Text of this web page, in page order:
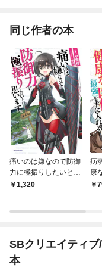
同じ作者の本
痛いのは嫌なので防御
力に極振りしたいと思
います。
1,320
病
康
に
SBクリエイティ
本